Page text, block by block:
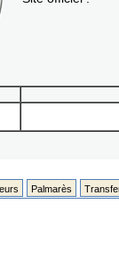
Palmarès